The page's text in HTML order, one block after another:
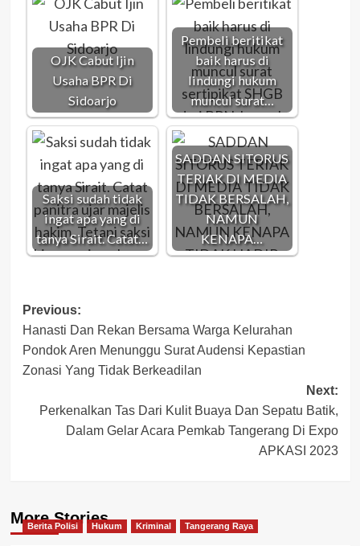
OJK Cabut Ijin
Usaha BPR Di
Sidoarjo
Pembeli beritikat
baik harus di
lindungi hukum
muncul surat…
Saksi sudah tidak
ingat apa yang di
tanya Sirait. Catat…
SADDAN SITORUS
TERIAK DI MEDIA
TIDAK BERSALAH,
NAMUN
KENAPA…
Post
navigation
Previous:
Hanasti Dan Rekan Bersama Warga Kelurahan
Pondok Aren Menunggu Surat Audensi Kepastian
Zonasi Yang Tidak Berkeadilan
Next:
Perkenalkan Tas Dari Kulit Buaya Dan Sepatu Batik,
Dalam Gelar Acara Pemkab Tangerang Di Expo
APKASI 2023
More Stories
Berita Polisi Hukum Kriminal Tangerang Raya